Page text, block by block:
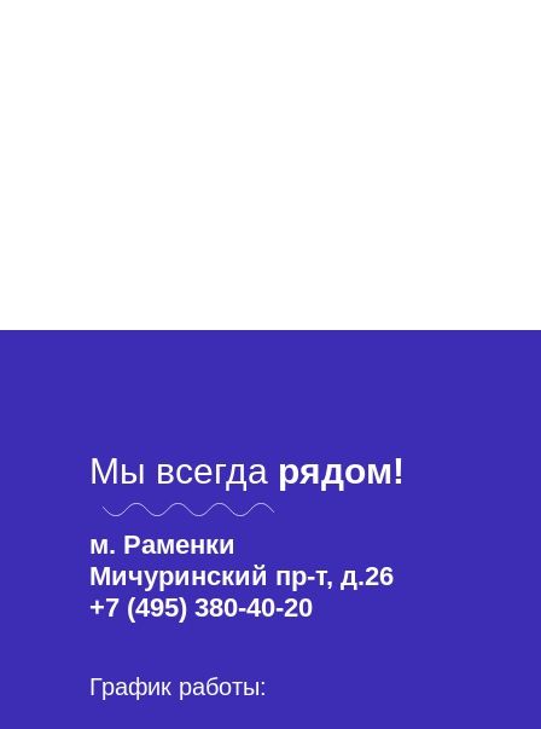
Мы всегда рядом!
График работы:
м. Раменки
Мичуринский пр-т, д.26
+7 (495) 380-40-20